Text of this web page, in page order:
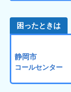
困ったときは
静岡市
コールセンター